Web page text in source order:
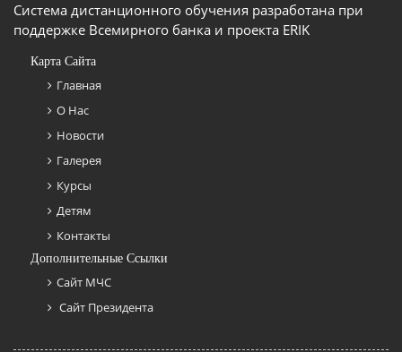
Система дистанционного обучения разработана при
поддержке Всемирного банка и проекта ERIK
Карта Сайта
Главная
О Нас
Новости
Галерея
Курсы
Детям
Контакты
Дополнительные Ссылки
Сайт МЧС
Сайт Президента